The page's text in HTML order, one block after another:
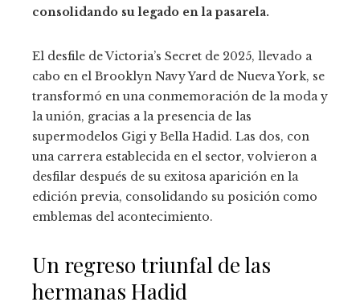
consolidando su legado en la pasarela.
El desfile de Victoria’s Secret de 2025, llevado a
cabo en el Brooklyn Navy Yard de Nueva York, se
transformó en una conmemoración de la moda y
la unión, gracias a la presencia de las
supermodelos Gigi y Bella Hadid. Las dos, con
una carrera establecida en el sector, volvieron a
desfilar después de su exitosa aparición en la
edición previa, consolidando su posición como
emblemas del acontecimiento.
Un regreso triunfal de las
hermanas Hadid